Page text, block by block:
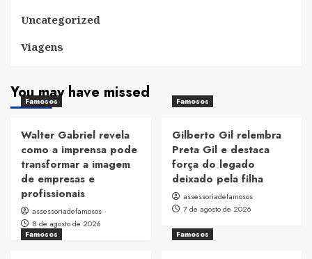
Uncategorized
Viagens
You may have missed
Famosos
Walter Gabriel revela
como a imprensa pode
transformar a imagem
de empresas e
profissionais
assessoriadefamosos
8 de agosto de 2026
Famosos
Gilberto Gil relembra
Preta Gil e destaca
força do legado
deixado pela filha
assessoriadefamosos
7 de agosto de 2026
Famosos Famosos